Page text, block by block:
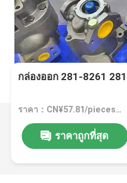
กล่องออก 281-8261
ราคา：CN¥57.81/pieces 1-99 pieces
ราคาถูกที่สุด